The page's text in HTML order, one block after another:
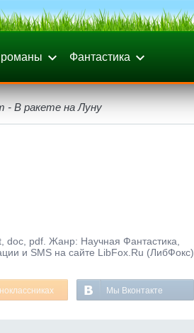
Фантастика
- В ракете на Луну
doc, pdf. Жанр: Научная Фантастика,
и SMS на сайте LibFox.Ru (ЛибФокс)
Мы Вконтакте